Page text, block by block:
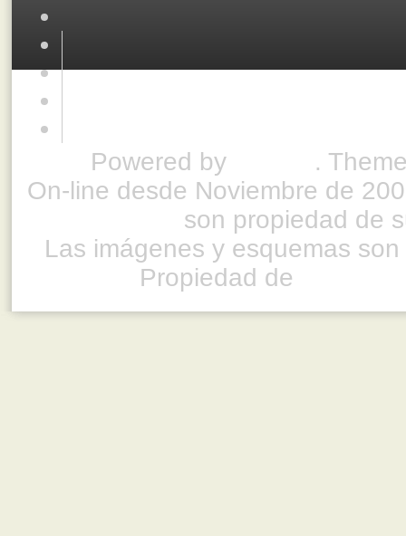
Powered by
.
On-line desde Noviembre de
son propiedad de
Las imágenes y esquemas
Propiedad de